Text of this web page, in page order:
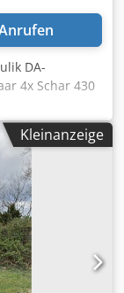
DA-
4x Schar 430
M0
Rwjpnorf
Kleinanzeige